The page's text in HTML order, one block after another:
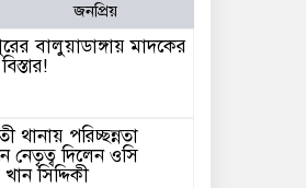
জনপ্রিয়
বালুয়াডাঙ্গায় মাদকের
থানায় পরিচ্ছন্নতা
নেতৃত্ব দিলেন ওসি
সিদ্দিকী